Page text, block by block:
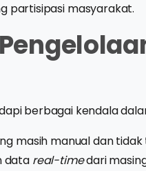
partisipasi masyarakat.
berbagai kendala
masih manual dan
data real-timedari